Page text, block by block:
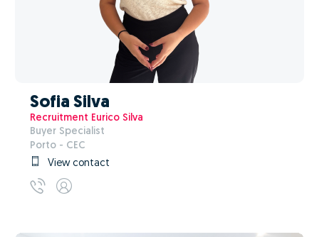
Sofia Silva
Recruitment Eurico Silva
Buyer Specialist
Porto - CEC
View contact